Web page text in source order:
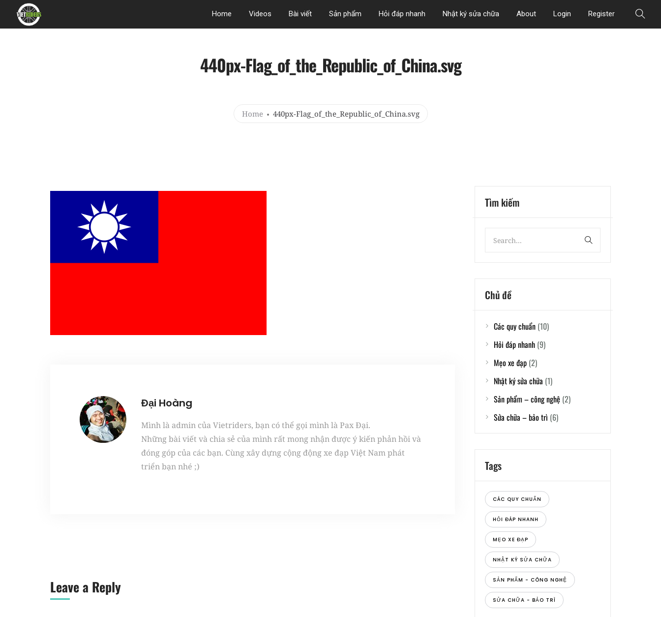
Home Videos Bài viết Sản phẩm Hỏi đáp nhanh Nhật ký sửa chữa About Login Register
440px-Flag_of_the_Republic_of_China.svg
Home 440px-Flag_of_the_Republic_of_China.svg
Đại Hoàng
Mình là admin của Vietriders, bạn có thể gọi mình là Pax Đại.
Những bài viết và chia sẻ của mình rất mong nhận được ý kiến phản hồi và
đóng góp của các bạn. Cùng xây dựng cộng động xe đạp Việt Nam phát
triển bạn nhé ;)
Leave a Reply
Tìm kiếm
Chủ đề
Các quy chuẩn(10)
Hỏi đáp nhanh(9)
Mẹo xe đạp(2)
Nhật ký sửa chữa (1)
Sản phẩm – công nghệ (2)
Sửa chữa – bảo trì (6)
Tags
CÁC QUY CHUẨN
HỎI ĐÁP NHANH
MẸO XE ĐẠP
NHẬT KÝ SỬA CHỮA
SẢN PHẨM - CÔNG NGHỆ
SỬA CHỮA - BẢO TRÌ